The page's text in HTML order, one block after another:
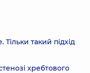
такий підхід
хребтового